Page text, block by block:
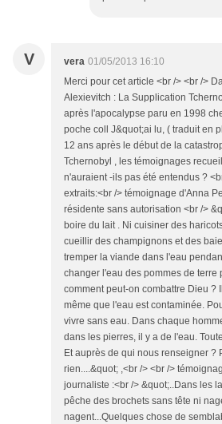
V vera 01/05/2013 16:10
Merci pour cet article <br /> <br />
Alexievitch : La Supplication
après l'apocalypse paru en 1998
poche coll J&quot;ai lu, ( traduit en
12 ans après le début de la
Tchernobyl , les témoignages
n'auraient -ils pas été entendus ?
extraits:<br /> témoignage d'Anna
résidente sans autorisation <br />
boire du lait . Ni cuisiner des
cueillir des champignons et des
tremper la viande dans l'eau
changer l'eau des pommes de terre
comment peut-on combattre Dieu ?
même que l'eau est contaminée.
vivre sans eau. Dans chaque
dans les pierres, il y a de l'eau.
Et auprès de qui nous renseigner ?
rien....&quot; ,<br /> <br />
journaliste :<br /> &quot;..Dans les
pêche des brochets sans tête ni
nagent...Quelques chose de